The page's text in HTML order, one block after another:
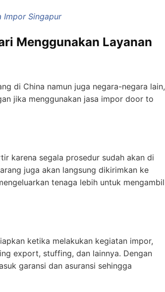
Impor Singapur
Menggunakan Layanan
di China namun juga negara-negara lain,
jika menggunakan jasa impor door to
karena segala prosedur sudah akan di
juga akan langsung dikirimkan ke
tenaga lebih untuk mengambil
ketika melakukan kegiatan impor,
export, stuffing, dan lainnya. Dengan
garansi dan asuransi sehingga